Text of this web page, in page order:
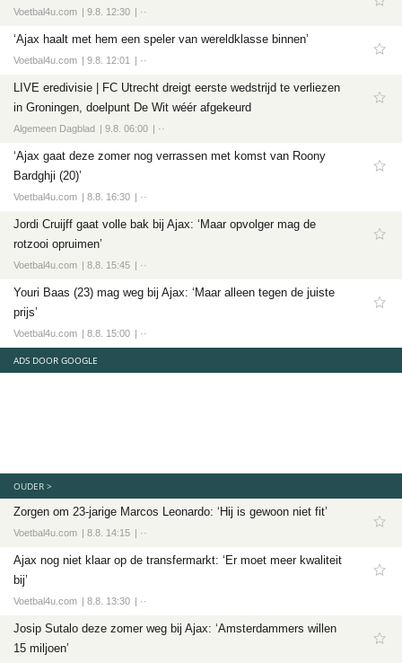
Voetbal4u.com 9.8. 12:30 ··
‘Ajax haalt met hem een speler van wereldklasse binnen’
Voetbal4u.com 9.8. 12:01 ··
LIVE eredivisie | FC Utrecht dreigt eerste wedstrijd te verliezen
in Groningen, doelpunt De Wit wéér afgekeurd
Algemeen Dagblad 9.8. 06:00 ··
‘Ajax gaat deze zomer nog verrassen met komst van Roony
Bardghji (20)’
Voetbal4u.com 8.8. 16:30 ··
Jordi Cruijff gaat volle bak bij Ajax: ‘Maar opvolger mag de
rotzooi opruimen’
Voetbal4u.com 8.8. 15:45 ··
Youri Baas (23) mag weg bij Ajax: ‘Maar alleen tegen de juiste
prijs’
Voetbal4u.com 8.8. 15:00 ··
ADS DOOR GOOGLE
OUDER >
Zorgen om 23-jarige Marcos Leonardo: ‘Hij is gewoon niet fit’
Voetbal4u.com 8.8. 14:15 ··
Ajax nog niet klaar op de transfermarkt: ‘Er moet meer kwaliteit
bij’
Voetbal4u.com 8.8. 13:30 ··
Josip Sutalo deze zomer weg bij Ajax: ‘Amsterdammers willen
15 miljoen’